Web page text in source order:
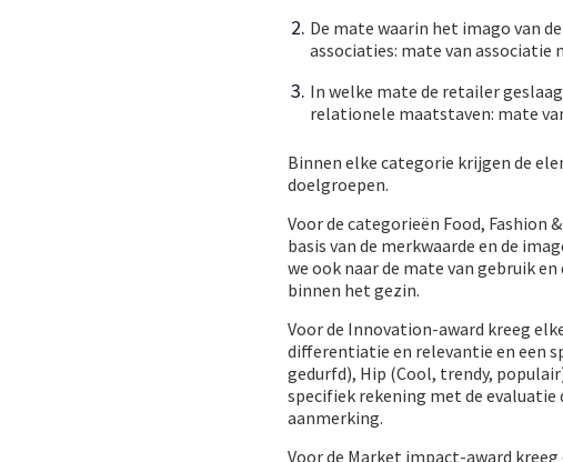
De mate waarin het imago van
associaties: mate van associatie
In welke mate de retailer
relationele maatstaven: mate
Binnen elke categorie krijgen de
doelgroepen.
Voor de categorieën Food, Fashion
basis van de merkwaarde en de
we ook naar de mate van gebruik
binnen het gezin.
Voor de Innovation-award kreeg
differentiatie en relevantie en een
gedurfd), Hip (Cool, trendy,
specifiek rekening met de evaluatie
aanmerking.
Voor de Market impact-award